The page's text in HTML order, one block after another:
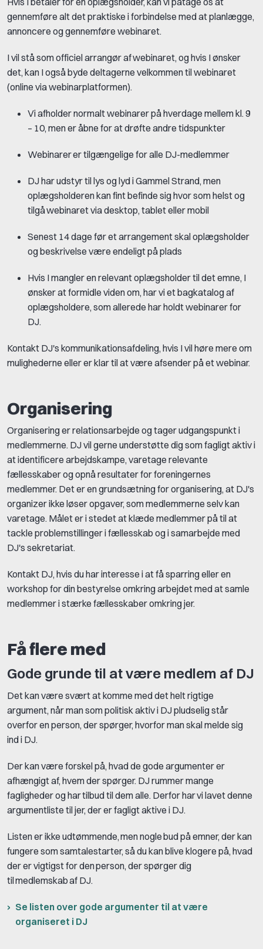
gennemføre alt det praktiske i forbindelse med at planlægge,
annoncere og gennemføre webinaret.
I vil stå som officiel arrangør af webinaret, og hvis I ønsker
det, kan I også byde deltagerne velkommen til webinaret
(online via webinarplatformen).
Vi afholder normalt webinarer på hverdage mellem kl. 9
– 10, men er åbne for at drøfte andre tidspunkter
Webinarer er tilgængelige for alle DJ-medlemmer
DJ har udstyr til lys og lyd i Gammel Strand, men
oplægsholderen kan fint befinde sig hvor som helst og
tilgå webinaret via desktop, tablet eller mobil
Senest 14 dage før et arrangement skal oplægsholder
og beskrivelse være endeligt på plads
Hvis I mangler en relevant oplægsholder til det emne, I
ønsker at formidle viden om, har vi et bagkatalog af
oplægsholdere, som allerede har holdt webinarer for
DJ.
Kontakt DJ's kommunikationsafdeling, hvis I vil høre mere om
mulighederne eller er klar til at være afsender på et webinar.
Organisering
Organisering er relationsarbejde og tager udgangspunkt i
medlemmerne. DJ vil gerne understøtte dig som fagligt aktiv i
at identificere arbejdskampe, varetage relevante
fællesskaber og opnå resultater for foreningernes
medlemmer. Det er en grundsætning for organisering, at DJ's
organizer ikke løser opgaver, som medlemmerne selv kan
varetage. Målet er i stedet at klæde medlemmer på til at
tackle problemstillinger i fællesskab og i samarbejde med
DJ's sekretariat.
Kontakt DJ, hvis du har interesse i at få sparring eller en
workshop for din bestyrelse omkring arbejdet med at samle
medlemmer i stærke fællesskaber omkring jer.
Få flere med
Gode grunde til at være medlem af DJ
Det kan være svært at komme med det helt rigtige
argument, når man som politisk aktiv i DJ pludselig står
overfor en person, der spørger, hvorfor man skal melde sig
ind i DJ.
Der kan være forskel på, hvad de gode argumenter er
afhængigt af, hvem der spørger. DJ rummer mange
fagligheder og har tilbud til dem alle. Derfor har vi lavet denne
argumentliste til jer, der er fagligt aktive i DJ.
Listen er ikke udtømmende, men nogle bud på emner, der kan
fungere som samtalestarter, så du kan blive klogere på, hvad
der er vigtigst for den person, der spørger dig
til medlemskab af DJ.
Se listen over gode argumenter til at være
organiseret i DJ